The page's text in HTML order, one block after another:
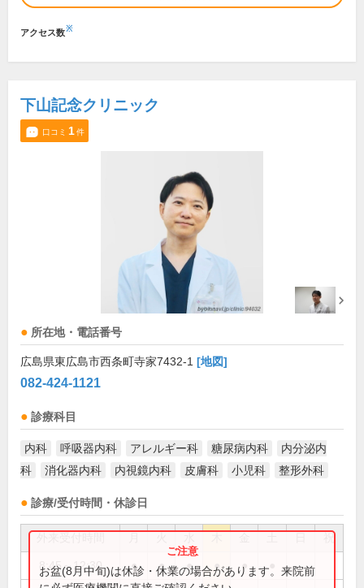
アクセス数※
下山記念クリニック
口コミ 1件
所在地・電話番号
広島県東広島市西条町寺家7432-1 [地図]
082-424-1121
診療科目
内科 呼吸器内科 アレルギー科 糖尿病内科
内分泌内
科
消化器内科 内視鏡内科 皮膚科 小児科 整形外科
診療/受付時間・休診日
祝
8:45～12:30 ● ● ● ● ●
お盆(8月中旬)は休診・休業の場合があります。来院前